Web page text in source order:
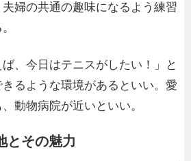
婦の共通の趣味になるよう練習
ば、今日はテニスがしたい！」と
るような環境があるといい。愛
動物病院が近いといい。
とその魅力